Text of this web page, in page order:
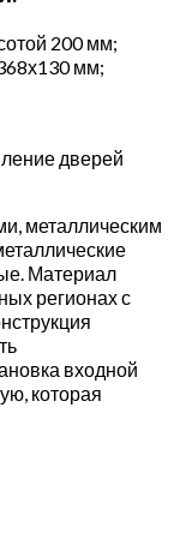
200 мм;
мм;
дверей
металлическим
Материал
регионах с
входной
которая